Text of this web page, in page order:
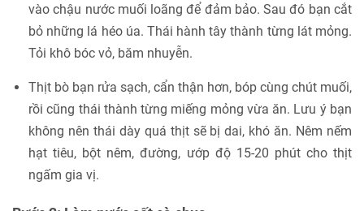
vào chậu nước muối loãng để đảm bảo. Sau đó bạn cắt
bỏ những lá héo úa. Thái hành tây thành từng lát mỏng.
Tỏi khô bóc vỏ, băm nhuyễn.
Thịt bò bạn rửa sạch, cẩn thận hơn, bóp cùng chút muối,
rồi cũng thái thành từng miếng mỏng vừa ăn. Lưu ý bạn
không nên thái dày quá thịt sẽ bị dai, khó ăn. Nêm nếm
hạt tiêu, bột nêm, đường, ướp độ 15-20 phút cho thịt
ngấm gia vị.